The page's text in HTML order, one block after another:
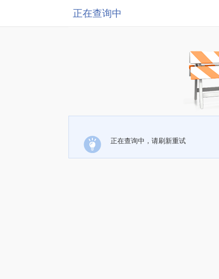
正在查询中
正在查询中，请刷新重试